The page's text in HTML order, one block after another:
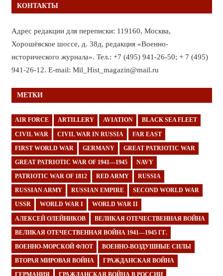
КОНТАКТЫ
Адрес редакции для переписки: 119160, Москва,
Хорошёвское шоссе, д. 38д, редакция «Военно-
исторического журнала». Тел.: +7 (495) 941-26-50; + 7 (495)
941-26-12. E-mail: Mil_Hist_magazin@mail.ru
МЕТКИ
AIR FORCE ARTILLERY AVIATION BLACK SEA FLEET
CIVIL WAR CIVIL WAR IN RUSSIA FAR EAST
FIRST WORLD WAR GERMANY GREAT PATRIOTIC WAR
GREAT PATRIOTIC WAR OF 1941—1945 NAVY
PATRIOTIC WAR OF 1812 RED ARMY RUSSIA
RUSSIAN ARMY RUSSIAN EMPIRE SECOND WORLD WAR
USSR WORLD WAR I WORLD WAR II
АЛЕКСЕЙ ОЛЕЙНИКОВ ВЕЛИКАЯ ОТЕЧЕСТВЕННАЯ ВОЙНА
ВЕЛИКАЯ ОТЕЧЕСТВЕННАЯ ВОЙНА 1941—1945 ГГ.
ВОЕННО-МОРСКОЙ ФЛОТ ВОЕННО-ВОЗДУШНЫЕ СИЛЫ
ВТОРАЯ МИРОВАЯ ВОЙНА ГРАЖДАНСКАЯ ВОЙНА